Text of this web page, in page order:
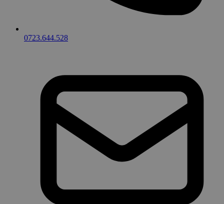
0723.644.528